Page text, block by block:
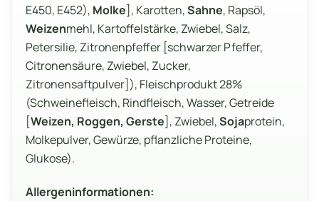
E450, E452), Molke], Karotten,Sahne, Rapsöl,
Weizenmehl, Kartoffelstärke, Zwiebel, Salz,
Petersilie, Zitronenpfeffer [schwarzer Pfeffer,
Citronensäure, Zwiebel, Zucker,
Zitronensaftpulver]), Fleischprodukt 28%
(Schweinefleisch, Rindfleisch, Wasser, Getreide
[Weizen, Roggen, Gerste], Zwiebel,Sojaprotein,
Molkepulver, Gewürze, pflanzliche Proteine,
Glukose).
Allergeninformationen: